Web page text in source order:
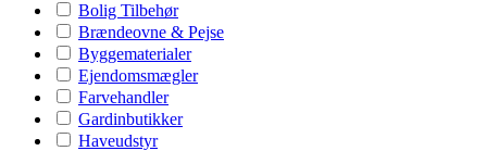
Bolig Tilbehør
Brændeovne & Pejse
Byggematerialer
Ejendomsmægler
Farvehandler
Gardinbutikker
Haveudstyr